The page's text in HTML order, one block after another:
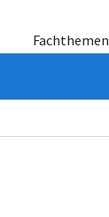
Fachthemen